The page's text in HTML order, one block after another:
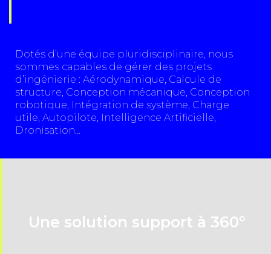
Dotés d’une équipe pluridisciplinaire, nous
sommes capables de gérer des projets
d’ingénierie : Aérodynamique, Calcule de
structure, Conception mécanique, Conception
robotique, Intégration de système, Charge
utile, Autopilote, Intelligence Artificielle,
Dronisation…
Une solution support à 360°